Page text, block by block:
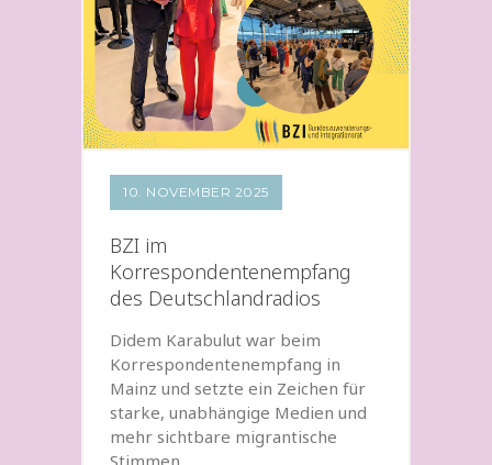
10. NOVEMBER 2025
BZI im
Korrespondentenempfang
des Deutschlandradios
Didem Karabulut war beim
Korrespondentenempfang in
Mainz und setzte ein Zeichen für
starke, unabhängige Medien und
mehr sichtbare migrantische
Stimmen.